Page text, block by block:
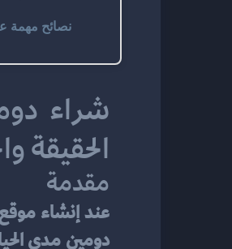
نصائح مهمة
الحقيقة
مقدمة